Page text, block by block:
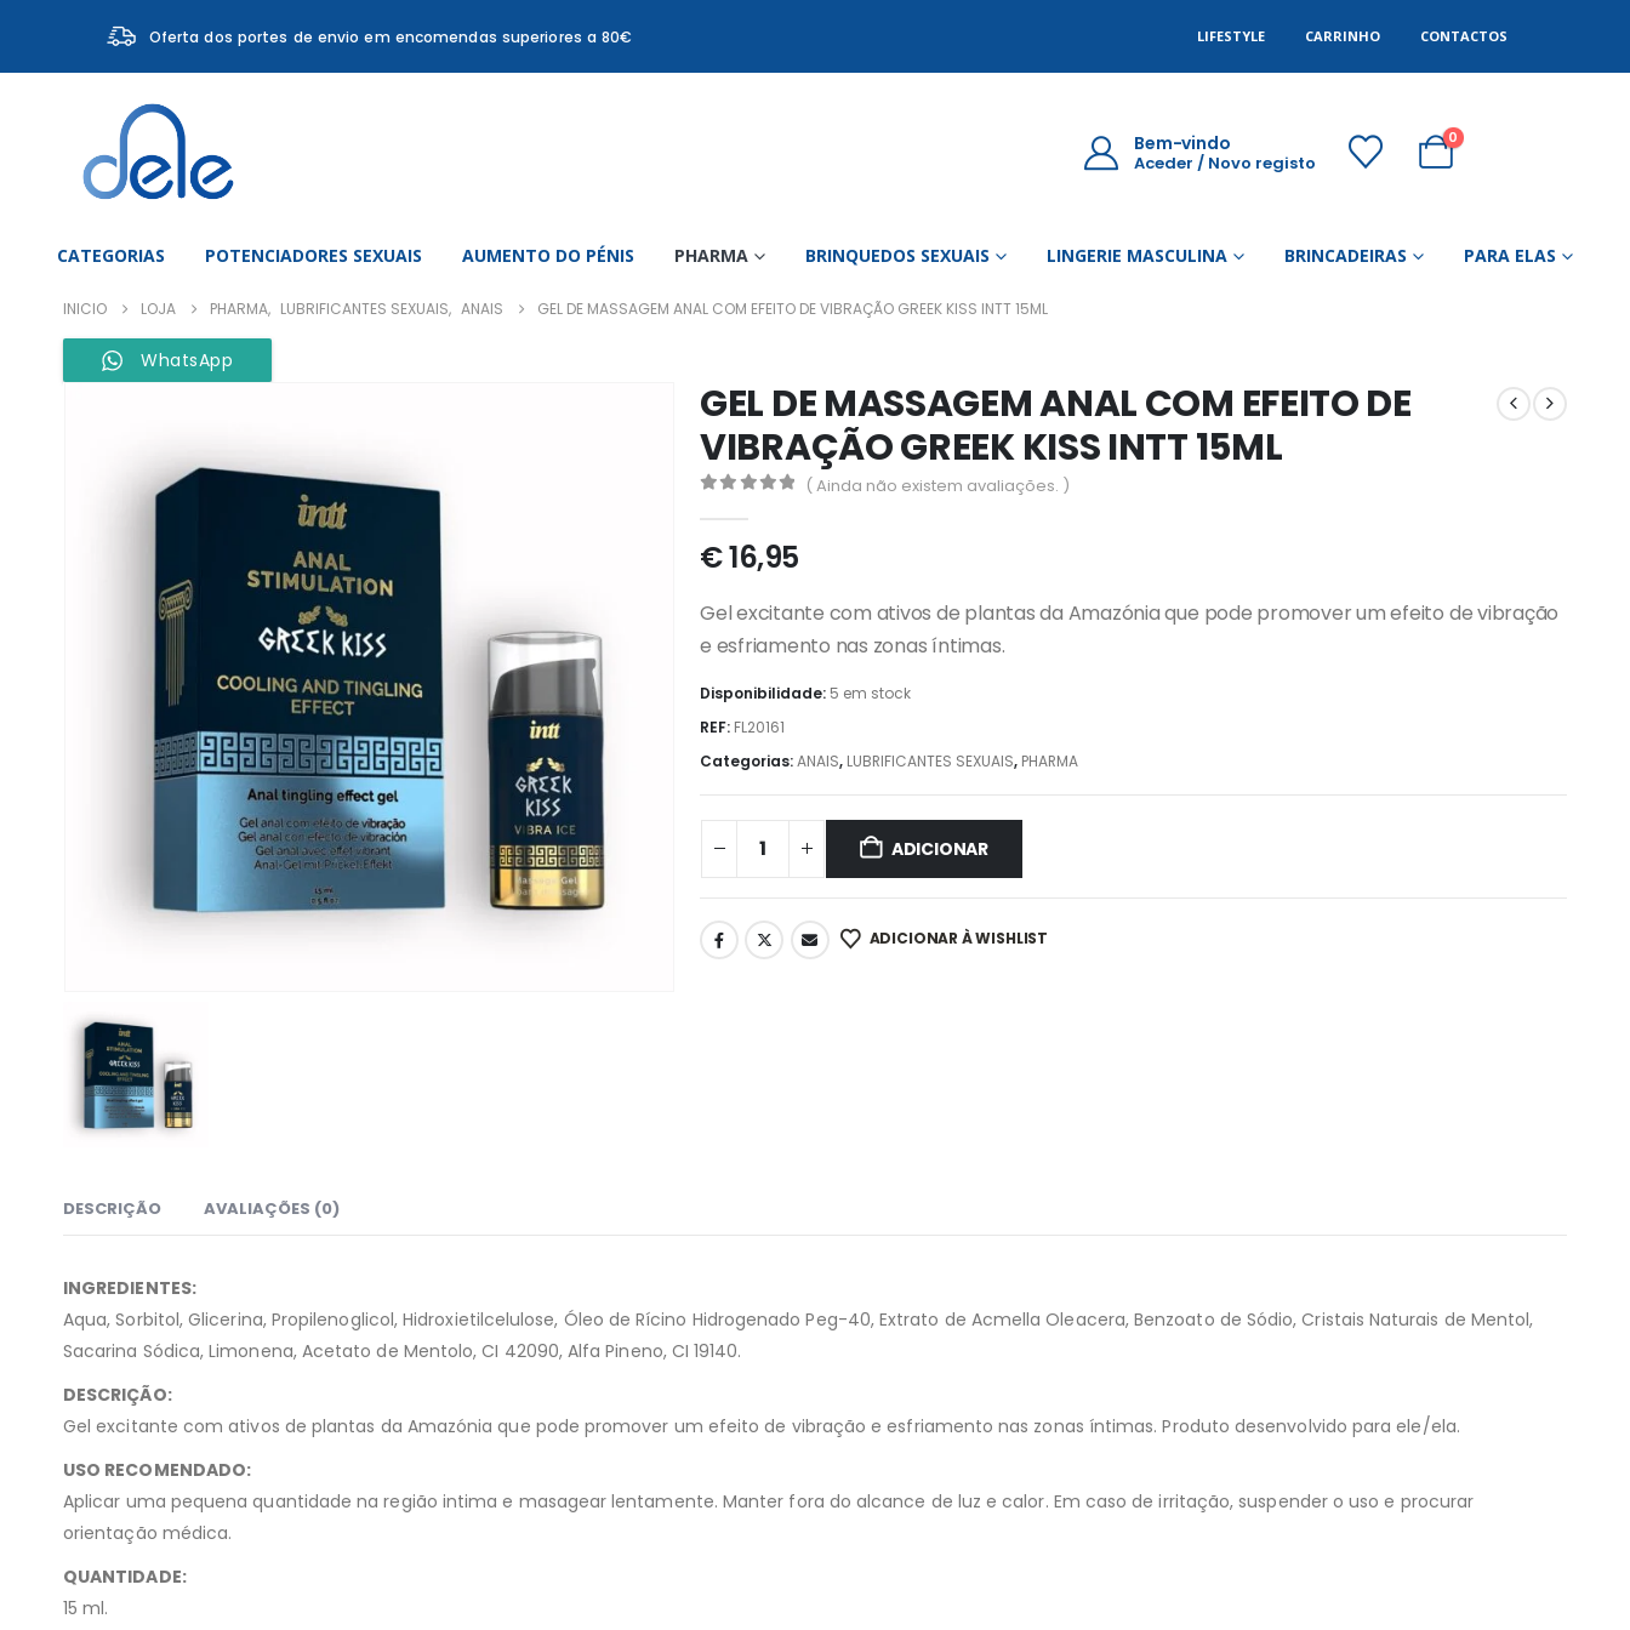
Oferta dos portes de envio em encomendas superiores a 80€ LIFESTYLE CARRINHO CONTACTOS
Bem-vindo
Aceder / Novo registo
0
CATEGORIAS POTENCIADORES SEXUAIS AUMENTO DO PÉNIS PHARMA BRINQUEDOS SEXUAIS LINGERIE MASCULINA BRINCADEIRAS PARA ELAS
INICIO LOJA PHARMA, LUBRIFICANTES SEXUAIS, ANAIS GEL DE MASSAGEM ANAL COM EFEITO DE VIBRAÇÃO GREEK KISS INTT 15ML
WhatsApp
GEL DE MASSAGEM ANAL COM EFEITO DE
VIBRAÇÃO GREEK KISS INTT 15ML
( Ainda não existem avaliações. )
€16,95
Gel excitante com ativos de plantas da Amazónia que pode promover um efeito de vibração
e esfriamento nas zonas íntimas.
Disponibilidade: 5 em stock
REF: FL20161
Categorias:ANAIS, LUBRIFICANTES SEXUAIS, PHARMA
ADICIONAR
ADICIONAR À WISHLIST
DESCRIÇÃO AVALIAÇÕES (0)
INGREDIENTES:
Aqua, Sorbitol, Glicerina, Propilenoglicol, Hidroxietilcelulose, Óleo de Rícino Hidrogenado Peg-40, Extrato de Acmella Oleacera, Benzoato de Sódio, Cristais Naturais de Mentol,
Sacarina Sódica, Limonena, Acetato de Mentolo, CI 42090, Alfa Pineno, CI 19140.
DESCRIÇÃO:
Gel excitante com ativos de plantas da Amazónia que pode promover um efeito de vibração e esfriamento nas zonas íntimas. Produto desenvolvido para ele/ela.
USO RECOMENDADO:
Aplicar uma pequena quantidade na região intima e masagear lentamente. Manter fora do alcance de luz e calor. Em caso de irritação, suspender o uso e procurar
orientação médica.
QUANTIDADE:
15 ml.